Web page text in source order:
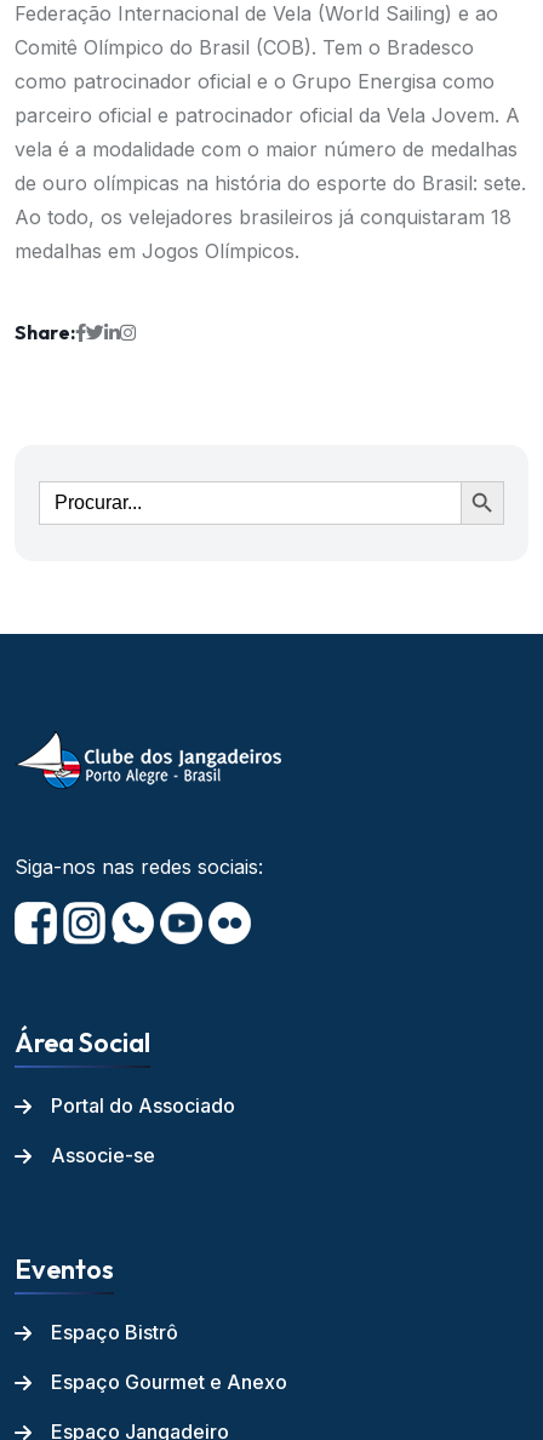
Federação Internacional de Vela (World Sailing) e ao
Comitê Olímpico do Brasil (COB). Tem o Bradesco
como patrocinador oficial e o Grupo Energisa como
parceiro oficial e patrocinador oficial da Vela Jovem. A
vela é a modalidade com o maior número de medalhas
de ouro olímpicas na história do esporte do Brasil: sete.
Ao todo, os velejadores brasileiros já conquistaram 18
medalhas em Jogos Olímpicos.
Share:
Ir
Siga-nos nas redes sociais:
Área Social
Portal do Associado
Associe-se
Eventos
Espaço Bistrô
Espaço Gourmet e Anexo
Espaço Jangadeiro